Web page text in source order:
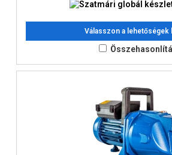
Válasszon a lehetőségek